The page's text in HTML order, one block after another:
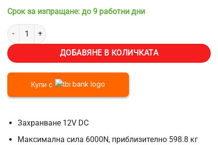
Срок за изпращане: до 9 работни дни
количество за Линеен актуатор Vevor OK628-6000N,
ДОБАВЯНЕ В КОЛИЧКАТА
Купи с
Захранване 12V DC
Максимална сила 6000N, приблизително 598.8 кг